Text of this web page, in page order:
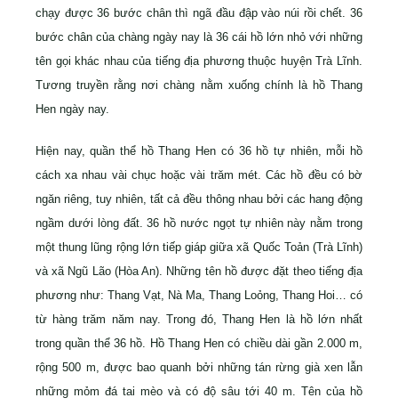
chạy được 36 bước chân thì ngã đầu đập vào núi rồi chết. 36
bước chân của chàng ngày nay là 36 cái hồ lớn nhỏ với những
tên gọi khác nhau của tiếng địa phương thuộc huyện Trà Lĩnh.
Tương truyền rằng nơi chàng nằm xuống chính là hồ Thang
Hen ngày nay.
Hiện nay, quần thể hồ Thang Hen có 36 hồ tự nhiên, mỗi hồ
cách xa nhau vài chục hoặc vài trăm mét. Các hồ đều có bờ
ngăn riêng, tuy nhiên, tất cả đều thông nhau bởi các hang động
ngầm dưới lòng đất. 36 hồ nước ngọt tự nhiên này nằm trong
một thung lũng rộng lớn tiếp giáp giữa xã Quốc Toản (Trà Lĩnh)
và xã Ngũ Lão (Hòa An). Những tên hồ được đặt theo tiếng địa
phương như: Thang Vạt, Nà Ma, Thang Loỏng, Thang Hoi… có
từ hàng trăm năm nay. Trong đó, Thang Hen là hồ lớn nhất
trong quần thể 36 hồ. Hồ Thang Hen có chiều dài gần 2.000 m,
rộng 500 m, được bao quanh bởi những tán rừng già xen lẫn
những mỏm đá tai mèo và có độ sâu tới 40 m. Tên của hồ